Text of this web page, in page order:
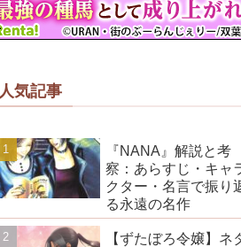
人気記事
『NANA』解説と考
察：あらすじ・キャ
クター・名言で振り
る永遠の名作
【ずたぼろ令嬢】ネ